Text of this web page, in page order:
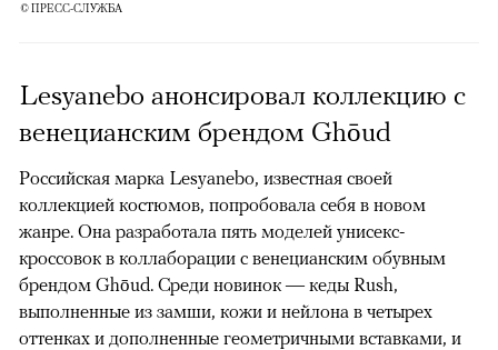
© ПРЕСС-СЛУЖБА
Lesyanebo анонсировал коллекцию с
венецианским брендом Ghōud
Российская марка Lesyanebo, известная своей
коллекцией костюмов, попробовала себя в новом
жанре. Она разработала пять моделей унисекс-
кроссовок в коллаборации с венецианским обувным
брендом Ghōud. Среди новинок — кеды Rush,
выполненные из замши, кожи и нейлона в четырех
оттенках и дополненные геометричными вставками, и